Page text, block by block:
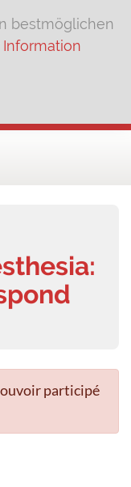
bestmöglichen
Information
participé